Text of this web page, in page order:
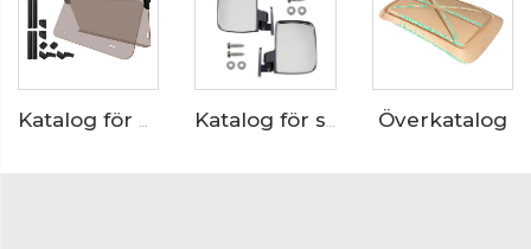
Katalog för vindruta Katalog för sidespegel Överkatalog